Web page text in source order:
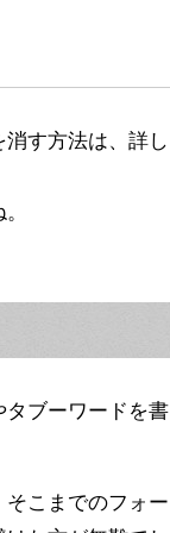
す方法は、詳し
ブーワードを書
こまでのフォー